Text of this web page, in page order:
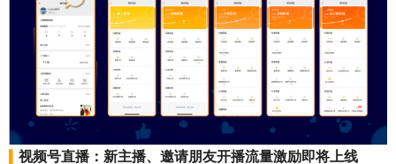
▍ 视频号直播：新主播、邀请朋友开播流量激励即将上线